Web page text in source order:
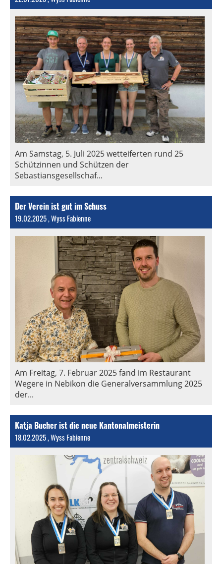
Am Samstag, 5. Juli 2025 wetteiferten rund 25
Schützinnen und Schützen der
Sebastiansgesellschaf...
Der Verein ist gut im Schuss
19.02.2025, Wyss Fabienne
Am Freitag, 7. Februar 2025 fand im Restaurant
Wegere in Nebikon die Generalversammlung 2025
der...
Katja Bucher ist die neue Kantonalmeisterin
18.02.2025, Wyss Fabienne